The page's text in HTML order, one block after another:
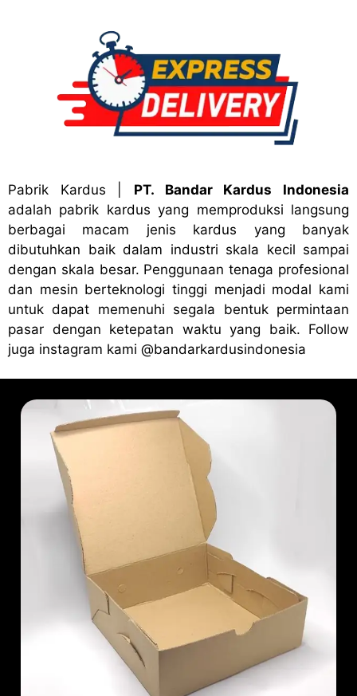
Pabrik Kardus
PT. Bandar Kardus Indonesia
adalah pabrik kardus yang memproduksi langsung
berbagai macam jenis kardus yang banyak
dibutuhkan baik dalam industri skala kecil sampai
dengan skala besar. Penggunaan tenaga profesional
dan mesin berteknologi tinggi menjadi modal kami
untuk dapat memenuhi segala bentuk permintaan
pasar dengan ketepatan waktu yang baik. Follow
juga instagram kami @bandarkardusindonesia